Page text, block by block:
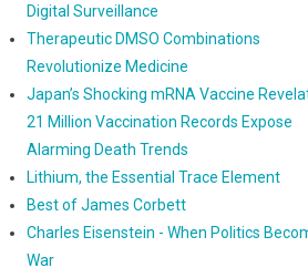
Digital Surveillance
Therapeutic DMSO Combinations
Revolutionize Medicine
Japan’s Shocking mRNA Vaccine
21 Million Vaccination Records Expose
Alarming Death Trends
Lithium, the Essential Trace Element
Best of James Corbett
Charles Eisenstein - When Politics
War